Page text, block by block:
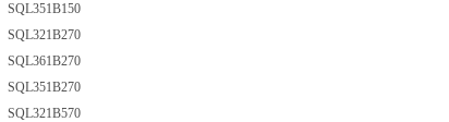
SQL351B150
SQL321B270
SQL361B270
SQL351B270
SQL321B570